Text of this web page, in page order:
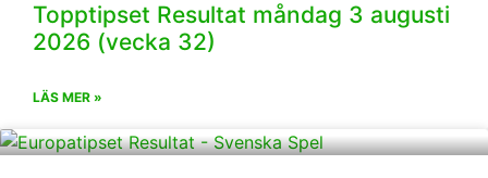
Topptipset Resultat måndag 3 augusti
2026 (vecka 32)
LÄS MER »